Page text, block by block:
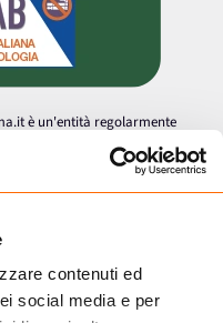
contenuti ed
social media e per
è un'entità regolarmente
la vendita online di